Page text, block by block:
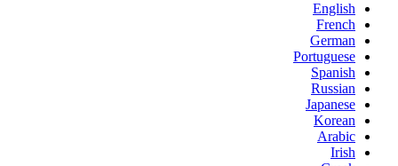
English
French
German
Portuguese
Spanish
Russian
Japanese
Korean
Arabic
Irish